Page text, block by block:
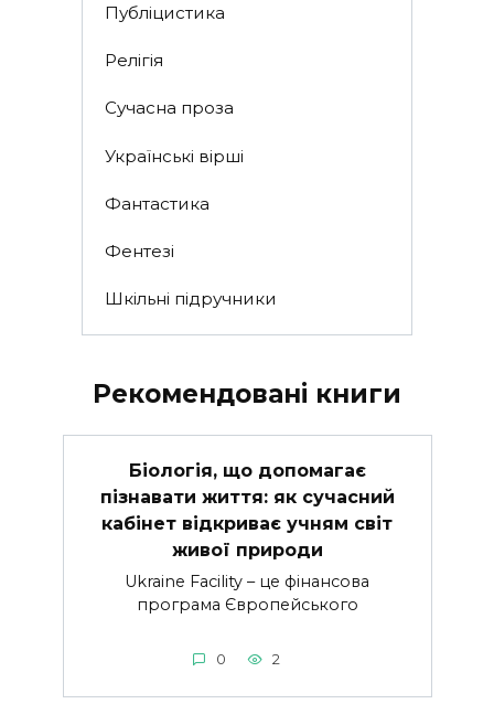
Публіцистика
Релігія
Сучасна проза
Українські вірші
Фантастика
Фентезі
Шкільні підручники
Рекомендовані книги
Біологія, що допомагає
пізнавати життя: як сучасний
кабінет відкриває учням світ
живої природи
Ukraine Facility – це фінансова
програма Європейського
0 2